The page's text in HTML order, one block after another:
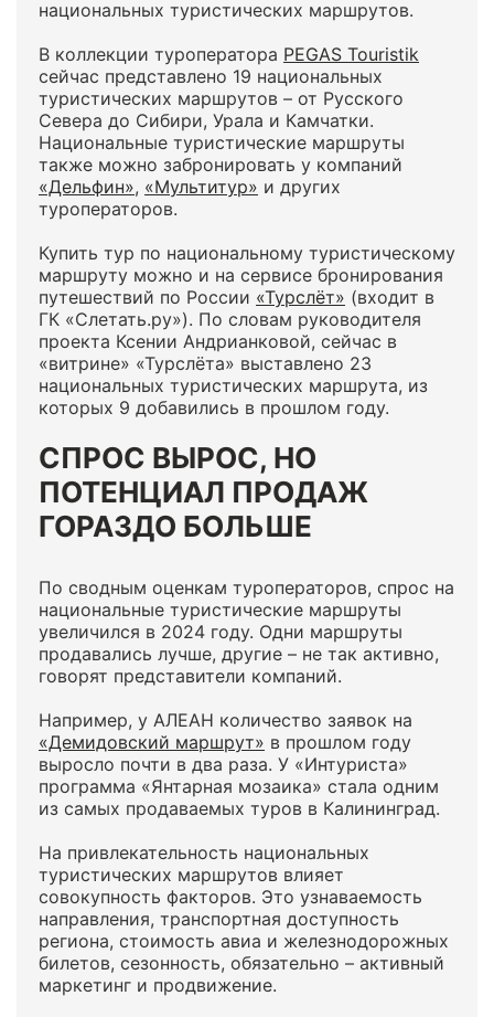
национальных туристических маршрутов.
В коллекции туроператора PEGAS Touristik
сейчас представлено 19 национальных
туристических маршрутов – от Русского
Севера до Сибири, Урала и Камчатки.
Национальные туристические маршруты
также можно забронировать у компаний
«Дельфин», «Мультитур» и других
туроператоров.
Купить тур по национальному туристическому
маршруту можно и на сервисе бронирования
путешествий по России «Турслёт» (входит в
ГК «Слетать.ру»). По словам руководителя
проекта Ксении Андрианковой, сейчас в
«витрине» «Турслёта» выставлено 23
национальных туристических маршрута, из
которых 9 добавились в прошлом году.
СПРОС ВЫРОС, НО
ПОТЕНЦИАЛ ПРОДАЖ
ГОРАЗДО БОЛЬШЕ
По сводным оценкам туроператоров, спрос на
национальные туристические маршруты
увеличился в 2024 году. Одни маршруты
продавались лучше, другие – не так активно,
говорят представители компаний.
Например, у АЛЕАН количество заявок на
«Демидовский маршрут» в прошлом году
выросло почти в два раза. У «Интуриста»
программа «Янтарная мозаика» стала одним
из самых продаваемых туров в Калининград.
На привлекательность национальных
туристических маршрутов влияет
совокупность факторов. Это узнаваемость
направления, транспортная доступность
региона, стоимость авиа и железнодорожных
билетов, сезонность, обязательно – активный
маркетинг и продвижение.